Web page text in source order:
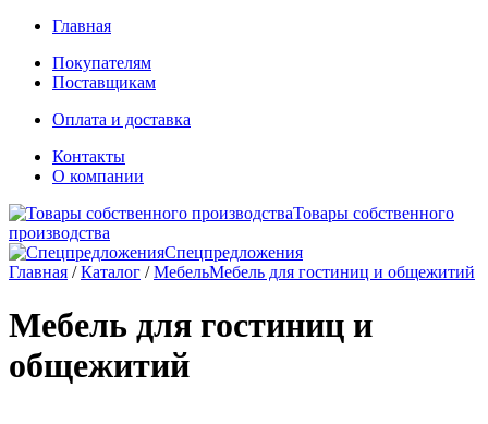
Главная
Покупателям
Поставщикам
Оплата и доставка
Контакты
О компании
Товары собственного
производства
Спецпредложения
Главная /Каталог /МебельМебель для гостиниц и общежитий
Мебель для гостиниц и
общежитий